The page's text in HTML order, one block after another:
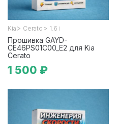
Kia > Cerato > 1.6 i
Прошивка GAYD-
CE46PS01C00_E2 для Kia
Cerato
1 500 ₽